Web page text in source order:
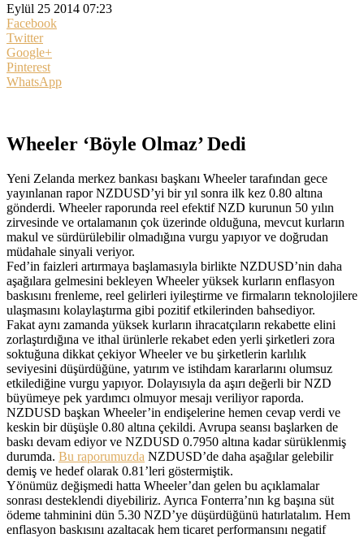
Eylül 25 2014 07:23
Facebook
Twitter
Google+
Pinterest
WhatsApp
Wheeler ‘Böyle Olmaz’ Dedi
Yeni Zelanda merkez bankası başkanı Wheeler tarafından gece
yayınlanan rapor NZDUSD’yi bir yıl sonra ilk kez 0.80 altına
gönderdi. Wheeler raporunda reel efektif NZD kurunun 50 yılın
zirvesinde ve ortalamanın çok üzerinde olduğuna, mevcut kurların
makul ve sürdürülebilir olmadığına vurgu yapıyor ve doğrudan
müdahale sinyali veriyor.
Fed’in faizleri artırmaya başlamasıyla birlikte NZDUSD’nin daha
aşağılara gelmesini bekleyen Wheeler yüksek kurların enflasyon
baskısını frenleme, reel gelirleri iyileştirme ve firmaların teknolojilere
ulaşmasını kolaylaştırma gibi pozitif etkilerinden bahsediyor.
Fakat aynı zamanda yüksek kurların ihracatçıların rekabette elini
zorlaştırdığına ve ithal ürünlerle rekabet eden yerli şirketleri zora
soktuğuna dikkat çekiyor Wheeler ve bu şirketlerin karlılık
seviyesini düşürdüğüne, yatırım ve istihdam kararlarını olumsuz
etkilediğine vurgu yapıyor. Dolayısıyla da aşırı değerli bir NZD
büyümeye pek yardımcı olmuyor mesajı veriliyor raporda.
NZDUSD başkan Wheeler’in endişelerine hemen cevap verdi ve
keskin bir düşüşle 0.80 altına çekildi. Avrupa seansı başlarken de
baskı devam ediyor ve NZDUSD 0.7950 altına kadar sürüklenmiş
durumda. Bu raporumuzda NZDUSD’de daha aşağılar gelebilir
demiş ve hedef olarak 0.81’leri göstermiştik.
Yönümüz değişmedi hatta Wheeler’dan gelen bu açıklamalar
sonrası desteklendi diyebiliriz. Ayrıca Fonterra’nın kg başına süt
ödeme tahminini dün 5.30 NZD’ye düşürdüğünü hatırlatalım. Hem
enflasyon baskısını azaltacak hem ticaret performansını negatif